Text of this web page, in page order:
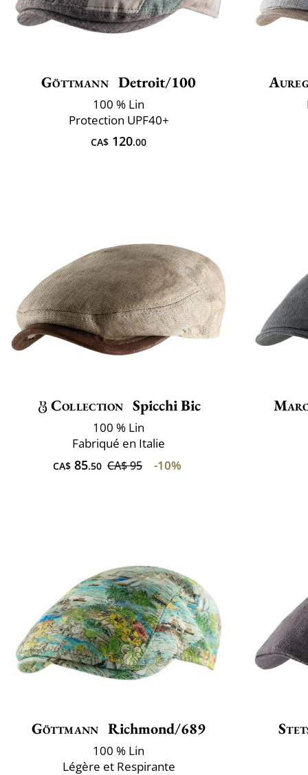
Göttmann Detroit/100
100 % Lin
Protection UPF40+
CA$ 120.00
Collection Spicchi Bic
100 % Lin
Fabriqué en Italie
CA$ 85.50 CA$ 95 -10%
Göttmann Richmond/689
100 % Lin
Légère et Respirante